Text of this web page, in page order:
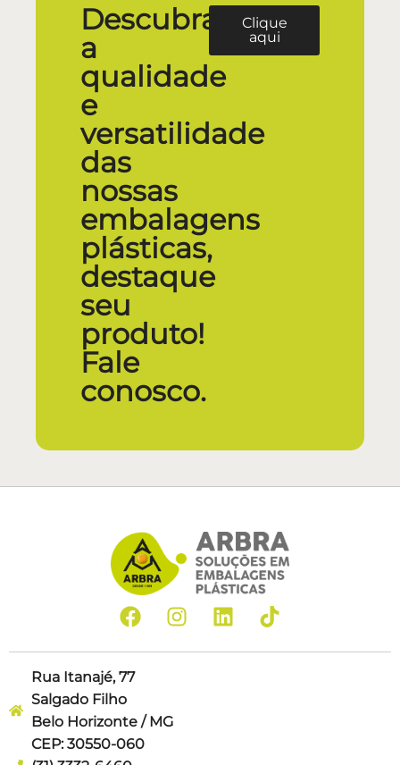
Descubra
a
qualidade
e
versatilidade
das
nossas
embalagens
plásticas,
destaque
seu
produto!
Fale
conosco.
Clique
aqui
Rua Itanajé, 77
Salgado Filho
Belo Horizonte / MG
CEP: 30550-060